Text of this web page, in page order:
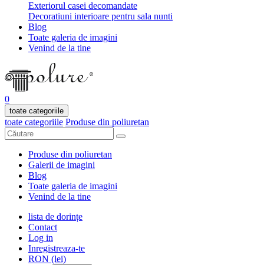
Exteriorul casei decomandate
Decoratiuni interioare pentru sala nunti
Blog
Toate galeria de imagini
Venind de la tine
0
toate categoriile
toate categoriile Produse din poliuretan
Produse din poliuretan
Galerii de imagini
Blog
Toate galeria de imagini
Venind de la tine
lista de dorințe
Contact
Log in
Inregistreaza-te
RON (lei)